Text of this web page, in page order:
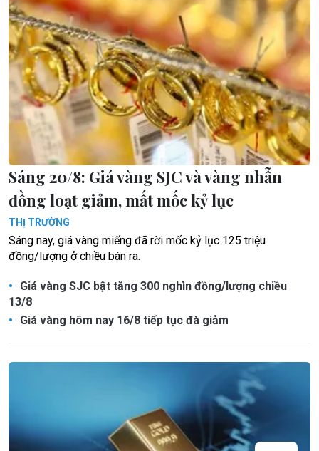
Sáng 20/8: Giá vàng SJC và vàng nhẫn
đồng loạt giảm, mất mốc kỷ lục
THỊ TRƯỜNG
Sáng nay, giá vàng miếng đã rời mốc kỷ lục 125 triệu
đồng/lượng ở chiều bán ra.
Giá vàng SJC bật tăng 300 nghìn đồng/lượng chiều
13/8
Giá vàng hôm nay 16/8 tiếp tục đà giảm